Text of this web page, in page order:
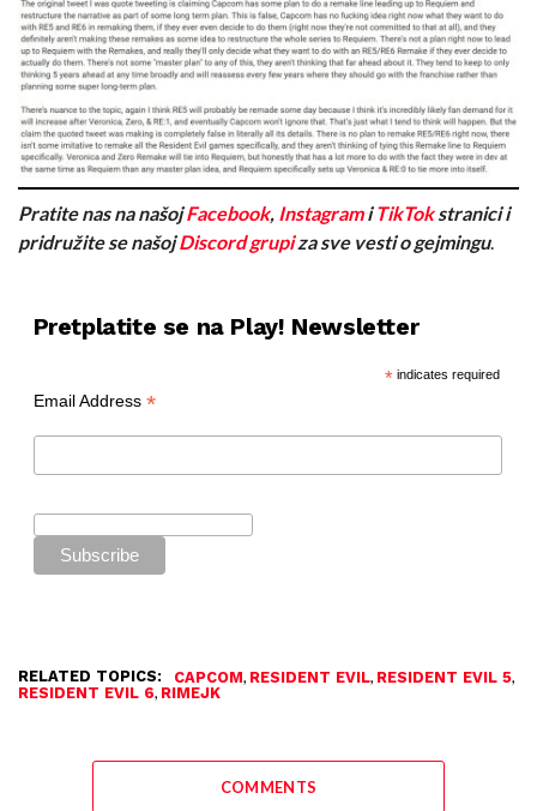
Pratite nas na našojFacebook, InstagramiTikTokstranici i
pridružite se našojDiscord grupiza sve vesti o gejmingu.
Pretplatite se na Play! Newsletter
*indicates required
Email Address *
RELATED TOPICS: CAPCOM, RESIDENT EVIL, RESIDENT EVIL 5,
RESIDENT EVIL 6, RIMEJK
COMMENTS